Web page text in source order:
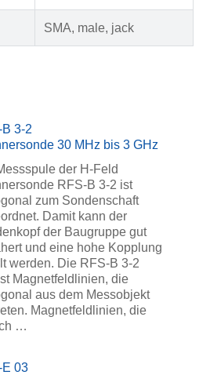
SMA, male, jack
3-2
30 MHz bis 3 GHz
der H-Feld
RFS-B 3-2 ist
zum Sondenschaft
Damit kann der
der Baugruppe gut
und eine hohe Kopplung
werden. Die RFS-B 3-2
Magnetfeldlinien, die
aus dem Messobjekt
Magnetfeldlinien, die
…
E 03